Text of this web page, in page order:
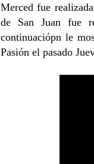
Merced fue
de San Juan fue
continuaciópn le
Pasión el pasado